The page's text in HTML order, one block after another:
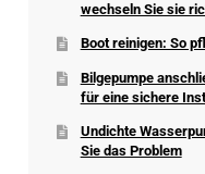
wechseln Sie sie
Boot reinigen: So
Bilgepumpe
für eine sichere
Undichte
Sie das Problem